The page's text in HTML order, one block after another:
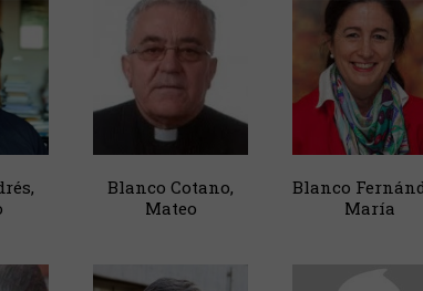
Blanco Cotano,
Mateo
Blanco
María